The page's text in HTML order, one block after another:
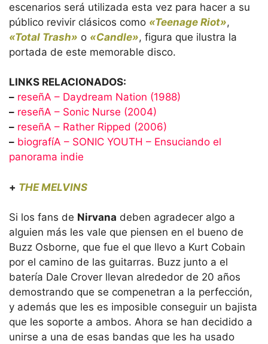
escenarios será utilizada esta vez para hacer a su
público revivir clásicos como «Teenage Riot»,
«Total Trash» o «Candle», figura que ilustra la
portada de este memorable disco.
LINKS RELACIONADOS:
– reseñA – Daydream Nation (1988)
– reseñA – Sonic Nurse (2004)
– reseñA – Rather Ripped (2006)
– biografíA – SONIC YOUTH – Ensuciando el
panorama indie
+ THE MELVINS
Si los fans de Nirvana deben agradecer algo a
alguien más les vale que piensen en el bueno de
Buzz Osborne, que fue el que llevo a Kurt Cobain
por el camino de las guitarras. Buzz junto a el
batería Dale Crover llevan alrededor de 20 años
demostrando que se compenetran a la perfección,
y además que les es imposible conseguir un bajista
que les soporte a ambos. Ahora se han decidido a
unirse a una de esas bandas que les ha usado